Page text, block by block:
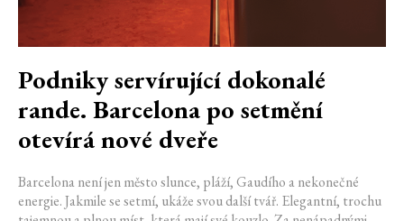
Podniky servírující dokonalé
rande. Barcelona po setmění
otevírá nové dveře
Barcelona není jen město slunce, pláží, Gaudího a nekonečné
energie. Jakmile se setmí, ukáže svou další tvář. Elegantní, trochu